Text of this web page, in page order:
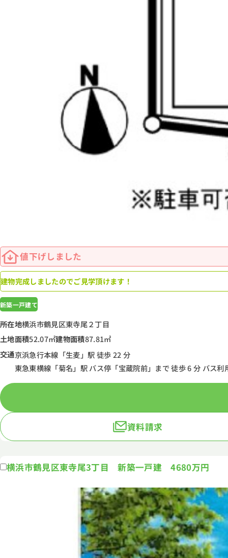
値下げしました
建物完成しましたのでご見学頂けます！
新築一戸建て
所在地横浜市鶴見区東寺尾２丁目
土地面積52.07㎡建物面積87.81㎡
交通京浜急行本線「生麦」駅 徒歩 22 分
東急東横線「菊名」駅 バス停「宝蔵院前」まで 徒歩 6 分 バス利
資料請求
横浜市鶴見区東寺尾3丁目 新築一戸建 4680万円